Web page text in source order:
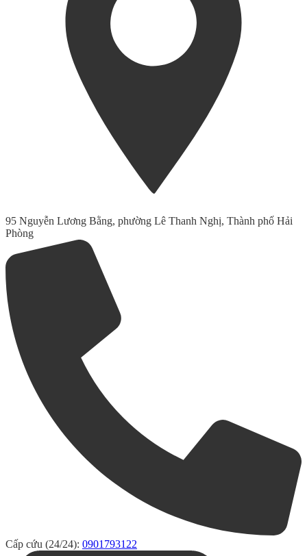
95 Nguyễn Lương Bằng, phường Lê Thanh Nghị, Thành phố Hải
Phòng
Cấp cứu (24/24): 0901793122